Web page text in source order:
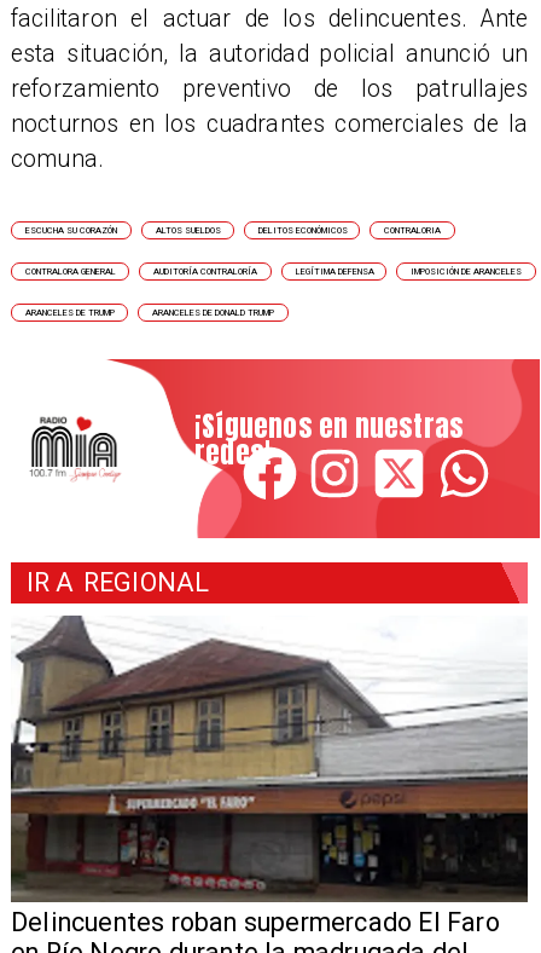
facilitaron el actuar de los delincuentes. Ante
esta situación, la autoridad policial anunció un
reforzamiento preventivo de los patrullajes
nocturnos en los cuadrantes comerciales de la
comuna.
ESCUCHA SU CORAZÓN ALTOS SUELDOS DELITOS ECONÓMICOS CONTRALORIA
CONTRALORA GENERAL AUDITORÍA CONTRALORÍA LEGÍTIMA DEFENSA IMPOSICIÓN DE ARANCELES
ARANCELES DE TRUMP ARANCELES DE DONALD TRUMP
¡Síguenos en nuestras
redes!
IR A REGIONAL
Delincuentes roban supermercado El Faro